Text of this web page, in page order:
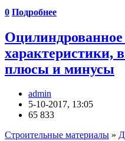
0 Подробнее
Оцилиндрованное
характеристики,
плюсы и минусы
admin
5-10-2017, 13:05
65 833
Строительные материалы »